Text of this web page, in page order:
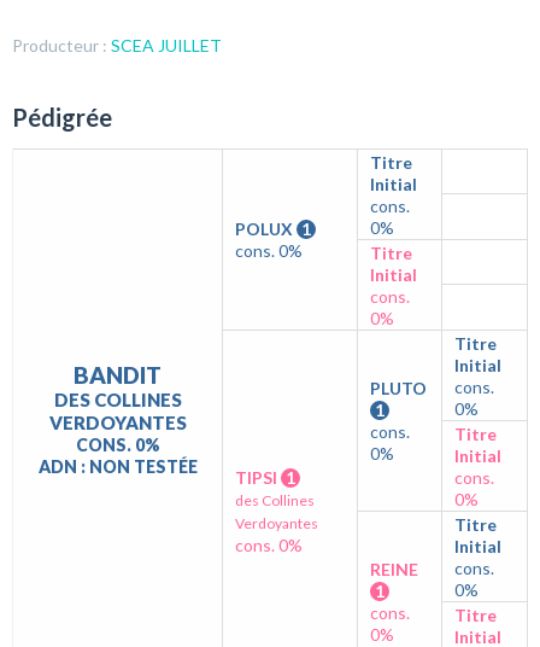
Producteur : SCEA JUILLET
Pédigrée
BANDIT
DES COLLINES
VERDOYANTES
CONS. 0%
ADN : NON TESTÉE
POLUX 1
cons. 0%
Titre
Initial
cons.
0%
Titre
Initial
cons.
0%
TIPSI 1
des Collines
Verdoyantes
cons. 0%
PLUTO
1
cons.
0%
Titre
Initial
cons.
0%
Titre
Initial
cons.
0%
REINE
1
cons.
0%
Titre
Initial
cons.
0%
Titre
Initial